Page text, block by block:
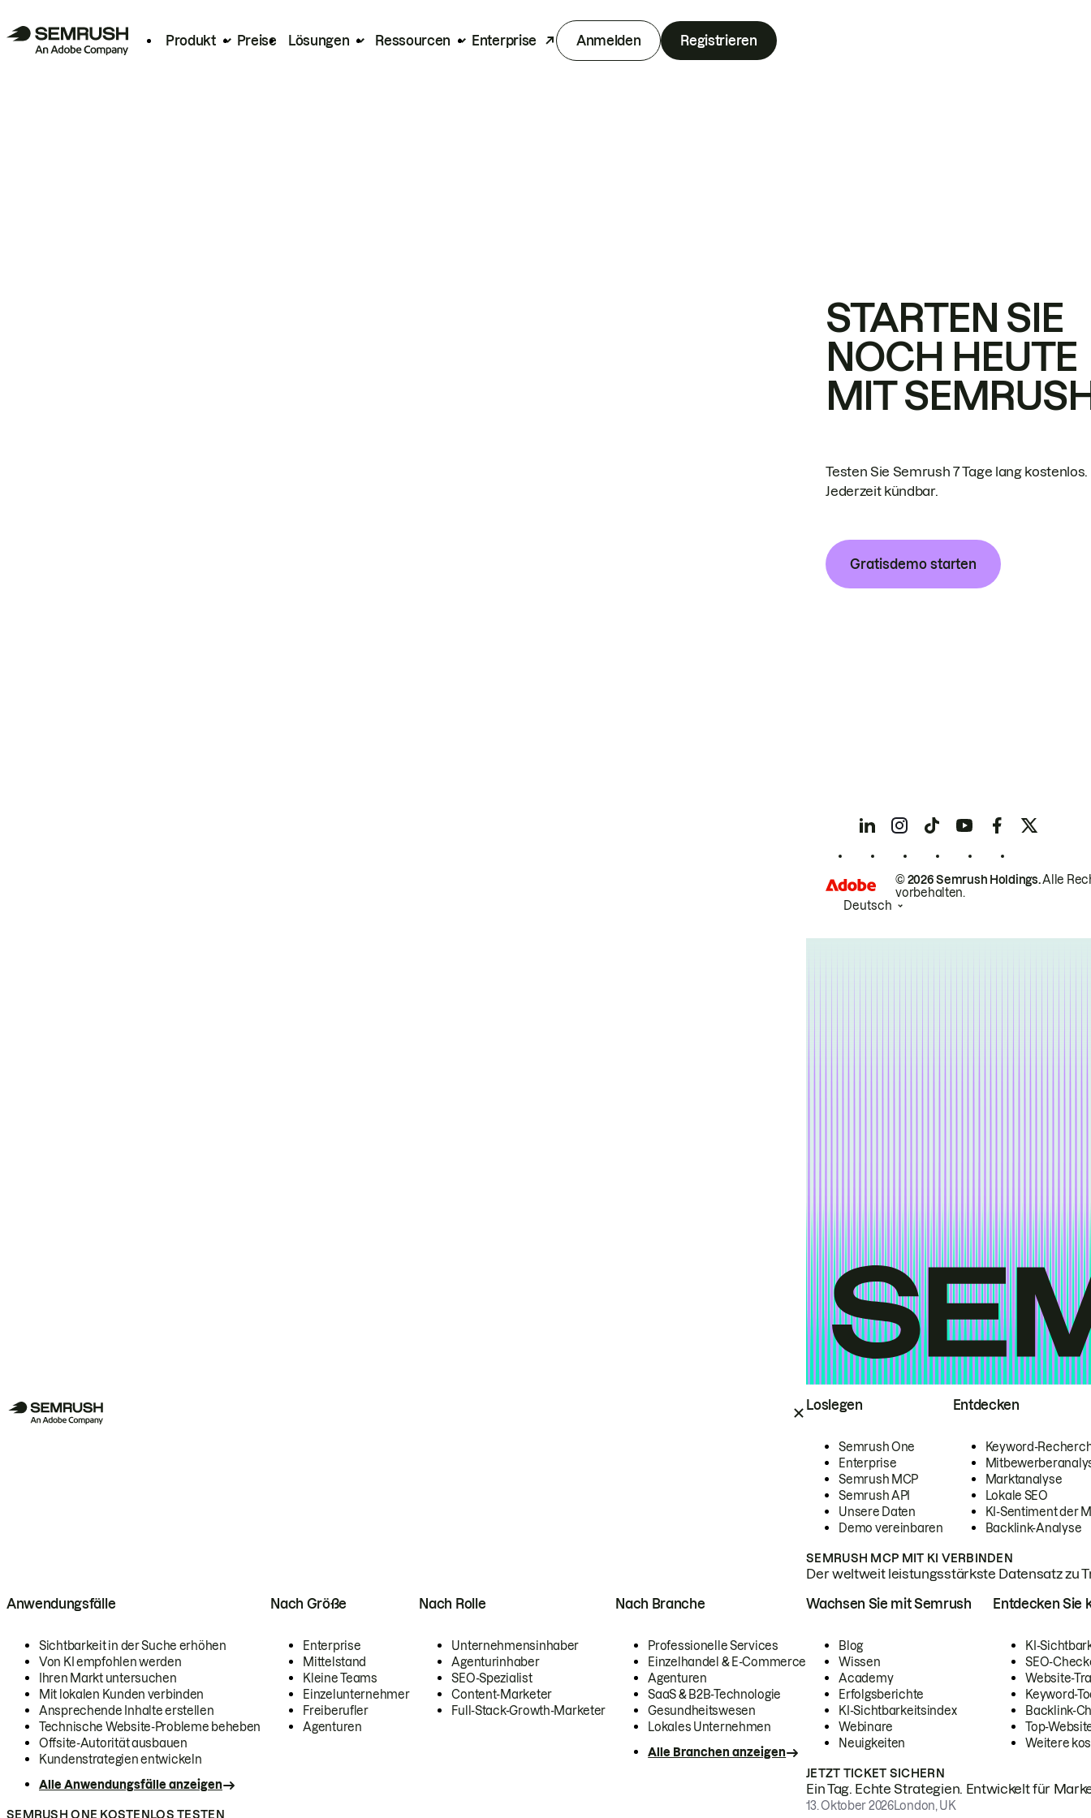
Produkt Preise Lösungen Ressourcen Enterprise Anmelden Registrieren
Loslegen
Semrush One
Enterprise
Semrush MCP
Semrush API
Unsere Daten
Demo vereinbaren
Entdecken
Keyword-
Marktanalyse
Lokale SEO
KI-Sentiment der
Backlink-Analyse
SEMRUSH MCP MIT KI VERBINDEN
Der weltweit leistungsstärkste Datensatz zu
Anwendungsfälle
Sichtbarkeit in der Suche erhöhen
Von KI empfohlen werden
Ihren Markt untersuchen
Mit lokalen Kunden verbinden
Ansprechende Inhalte erstellen
Technische Website-Probleme beheben
Offsite-Autorität ausbauen
Kundenstrategien entwickeln
Alle Anwendungsfälle anzeigen
Nach Größe
Enterprise
Mittelstand
Kleine Teams
Einzelunternehmer
Freiberufler
Agenturen
Nach Rolle
Unternehmensinhaber
Agenturinhaber
SEO-Spezialist
Content-Marketer
Full-Stack-Growth-Marketer
Nach Branche
Professionelle Services
Einzelhandel & E-Commerce
Agenturen
SaaS & B2B-Technologie
Gesundheitswesen
Lokales Unternehmen
Alle Branchen anzeigen
SEMRUSH ONE KOSTENLOS TESTEN
Wachsen Sie mit Semrush
Blog
Wissen
Academy
Erfolgsberichte
KI-Sichtbarkeitsindex
Webinare
Neuigkeiten
Entdecken Sie
KI-
SEO-
Website-
Keyword-
Backlink-
Top-
Weitere
JETZT TICKET SICHERN
Ein Tag. Echte Strategien. Entwickelt für
13. Oktober 2026London, UK
STARTEN SIE
NOCH HEUTE
MIT
Testen Sie Semrush 7 Tage lang kostenlos.
Jederzeit kündbar.
Gratisdemo starten
© 2026 Semrush Holdings.Alle
vorbehalten.
Deutsch